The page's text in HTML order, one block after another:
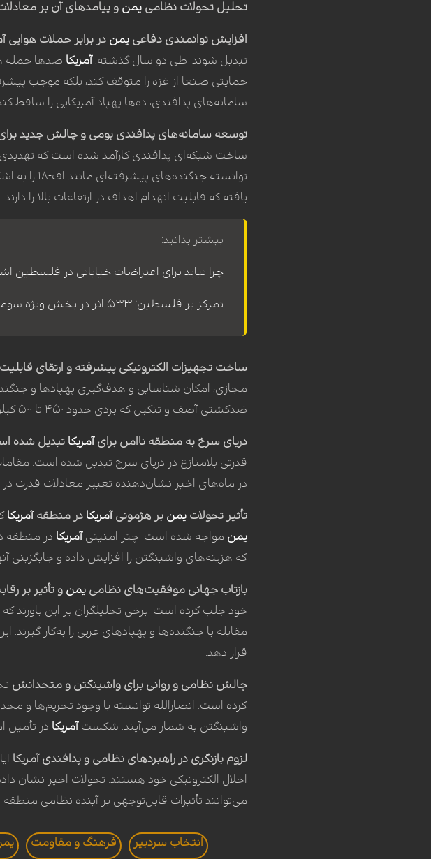
تحلیل تحولات نظامی یمن و پیامدهای آن بر
افزایش توانمندی دفاعی یمن در برابر حملات هوایی
تبدیل شوند. طی دو سال گذشته،آمریکا صدها حمله
حمایتی صنعا از غزه را متوقف کند، بلکه موجب
سامانه‌های پدافندی، ده‌ها پهپاد آمریکایی را ساقط
توسعه سامانه‌های پدافندی بومی و چالش جدید
ساخت شبکه‌ای پدافندی کارآمد شده است که
توانسته
یافته که قابلیت انهدام اهداف در ارتفاعات بالا را دارند.
بیشتر بدانید:
چرا نباید برای اعتراضات خیابانی در فلسطین
تمرکز بر فلسطین؛ ۵۳۳ اثر در بخش ویژه سومین جشنواره رسانه‌ای صبح
ساخت تجهیزات الکترونیکی پیشرفته و ارتقای
مجازی، امکان شناسایی و هدف‌گیری پهپادها و
ضدکشتی آصف و تنکیل که بردی حدود ۴۵۰ تا ۵۰۰ کیلومتر دارند، توانایی حمله به ناوهای آمریکایی را فراهم کرده است.
دریای سرخ به منطقه ناامن برایآمریکا تبدیل شده
قدرتی بلامنازع در دریای سرخ تبدیل شده است.
در ماه‌های اخیر نشان‌دهنده تغییر معادلات قدرت
تأثیر تحولات یمن بر هژمونیآمریکا در منطقه آمریکا
یمن مواجه شده است. چتر امنیتیآمریکا
که هزینه‌های واشینگتن را افزایش داده و جایگزینی
بازتاب جهانی موفقیت‌های نظامی یمن و تأثیر بر
خود جلب کرده است. برخی تحلیلگران بر این باورند
مقابله با جنگنده‌ها و پهپادهای غربی را به‌کار
قرار دهد.
چالش نظامی و روانی برای واشینگتن و متحدانش
کرده است. انصارالله توانسته با وجود تحریم‌ها و
واشینگتن به شمار می‌آیند. شکستآمریکا در تأمین
لزوم بازنگری در راهبردهای نظامی و پدافندی آمریکا
اخلال الکترونیکی خود هستند. تحولات اخیر نشان
می‌توانند تأثیرات قابل‌توجهی بر آینده نظامی
انتخاب سردبير فرهنگ و مقاومت